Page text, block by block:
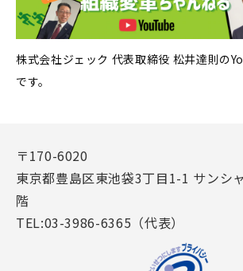
株式会社ジェック 代表取締役 松井達則の
です。
〒170-6020
東京都豊島区東池袋3丁目1-1 サンシ
階
TEL:03-3986-6365（代表）